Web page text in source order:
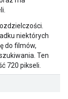
,
niektórych
do filmów,
Ten
720 pikseli.